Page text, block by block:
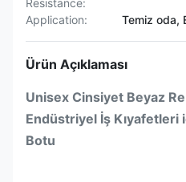
Resistance:
Application: Temiz oda,
Ürün Açıklaması
Unisex Cinsiyet Beyaz
Endüstriyel İş
Botu